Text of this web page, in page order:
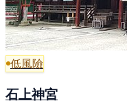
低風險
石上神宮